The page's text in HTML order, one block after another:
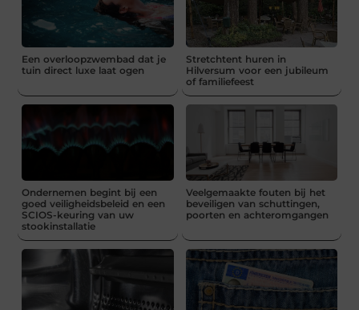
Een overloopzwembad dat je
tuin direct luxe laat ogen
Stretchtent huren in
Hilversum voor een jubileum
of familiefeest
Ondernemen begint bij een
goed veiligheidsbeleid en een
SCIOS-keuring van uw
stookinstallatie
Veelgemaakte fouten bij het
beveiligen van schuttingen,
poorten en achteromgangen